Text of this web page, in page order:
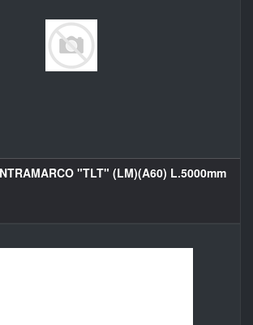
"TLT" (LM)(A60) L.5000mm